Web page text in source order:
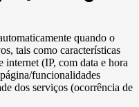
quando o
tais como características
(IP, com data e hora
funcionalidades
dos serviços (ocorrência de